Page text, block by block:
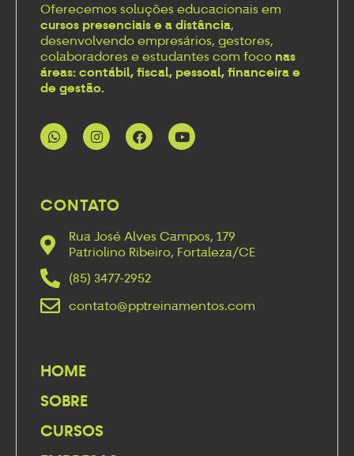
Oferecemos soluções educacionais em
cursos presenciais e a distância,
desenvolvendo empresários, gestores,
colaboradores e estudantes com foco nas
áreas: contábil, fiscal, pessoal, financeira e
de gestão.
CONTATO
Rua José Alves Campos, 179
Patriolino Ribeiro, Fortaleza/CE
(85) 3477-2952
contato@pptreinamentos.com
HOME
SOBRE
CURSOS